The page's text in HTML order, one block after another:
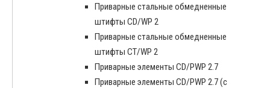
Приварные стальные обмедненные
штифты CD/WP 2
Приварные стальные обмедненные
штифты CT/WP 2
Приварные элементы CD/PWP 2.7
Приварные элементы CD/PWP 2.7 (с